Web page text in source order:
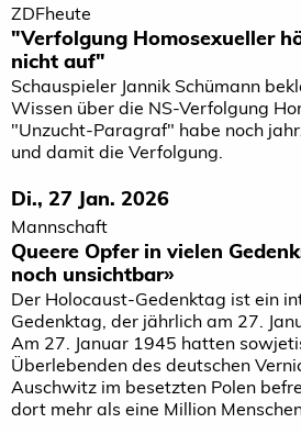
ZDFheute
"Verfolgung Homosexueller
nicht auf"
Schauspieler Jannik Schümann
Wissen über die NS-Verfolgung
"Unzucht-Paragraf" habe noch
und damit die Verfolgung.
Di., 27 Jan. 2026
Mannschaft
Queere Opfer in vielen
noch unsichtbar»
Der Holocaust-Gedenktag ist ein
Gedenktag, der jährlich am 27.
Am 27. Januar 1945 hatten
Überlebenden des deutschen
Auschwitz im besetzten Polen
dort mehr als eine Million